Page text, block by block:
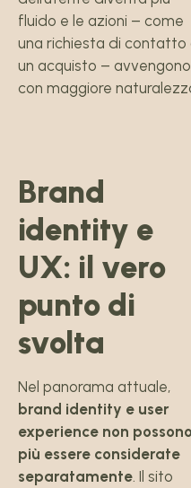
fluido e le azioni – come
una richiesta di contatto
un acquisto – avvengono
con maggiore
Brand
identity e
UX: il vero
punto di
svolta
Nel panorama attuale,
brand identity e user
experience non possono
più essere considerate
separatamente . Il sito